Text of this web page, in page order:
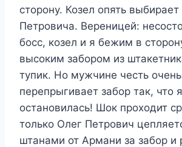
сторону. Козел опять
Петровича. Вереницей:
босс, козел и я бежим в
высоким забором из
тупик. Но мужчине честь
перепрыгивает забор так, что
остановилась! Шок проходит
только Олег Петрович
штанами от Армани за забор и